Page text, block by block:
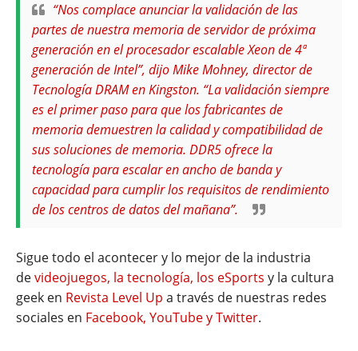
“Nos complace anunciar la validación de las
partes de nuestra memoria de servidor de próxima
generación en el procesador escalable Xeon de 4ª
generación de Intel”, dijo Mike Mohney, director de
Tecnología DRAM en Kingston. “La validación siempre
es el primer paso para que los fabricantes de
memoria demuestren la calidad y compatibilidad de
sus soluciones de memoria. DDR5 ofrece la
tecnología para escalar en ancho de banda y
capacidad para cumplir los requisitos de rendimiento
de los centros de datos del mañana”.
Sigue todo el acontecer y lo mejor de la industria
devideojuegos, la tecnología, los eSports y la cultura
geek en Revista Level Up a través de nuestras redes
sociales en Facebook, YouTube y Twitter.